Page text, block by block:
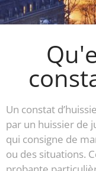
Un constat
par un huissier de
qui consigne de
ou des situations.